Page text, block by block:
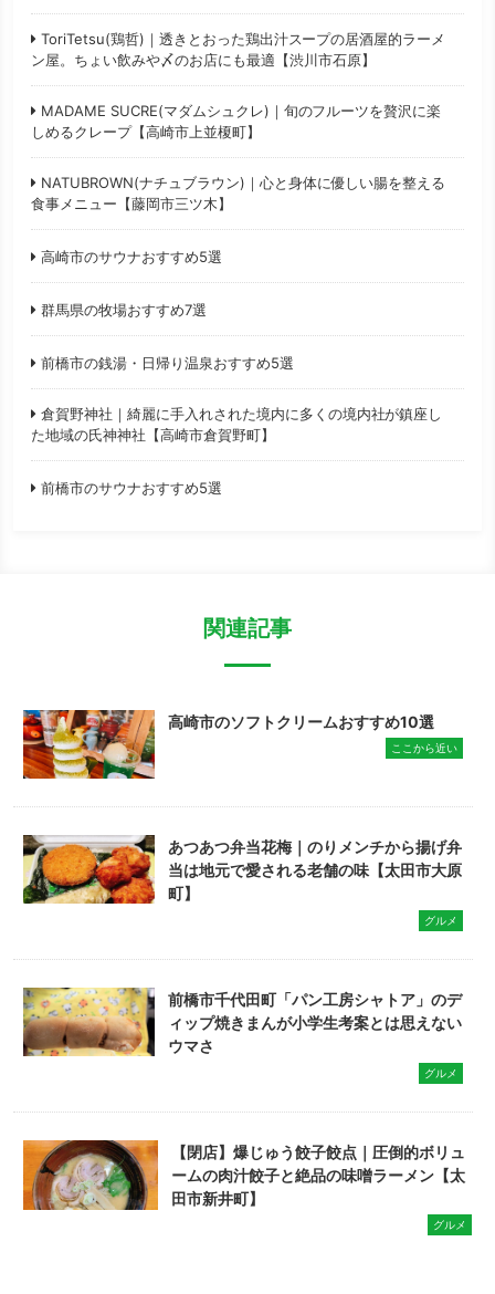
ToriTetsu(鶏哲)｜透きとおった鶏出汁スープの居酒屋的ラーメ
ン屋。ちょい飲みや〆のお店にも最適【渋川市石原】
MADAME SUCRE(マダムシュクレ)｜旬のフルーツを贅沢に楽
しめるクレープ【高崎市上並榎町】
NATUBROWN(ナチュブラウン)｜心と身体に優しい腸を整える
食事メニュー【藤岡市三ツ木】
高崎市のサウナおすすめ5選
群馬県の牧場おすすめ7選
前橋市の銭湯・日帰り温泉おすすめ5選
倉賀野神社｜綺麗に手入れされた境内に多くの境内社が鎮座し
た地域の氏神神社【高崎市倉賀野町】
前橋市のサウナおすすめ5選
関連記事
高崎市のソフトクリームおすすめ10選
ここから近い
あつあつ弁当花梅｜のりメンチから揚げ弁
当は地元で愛される老舗の味【太田市大原
町】
グルメ
前橋市千代田町「パン工房シャトア」のデ
ィップ焼きまんが小学生考案とは思えない
ウマさ
グルメ
【閉店】爆じゅう餃子餃点｜圧倒的ボリュ
ームの肉汁餃子と絶品の味噌ラーメン【太
田市新井町】
グルメ